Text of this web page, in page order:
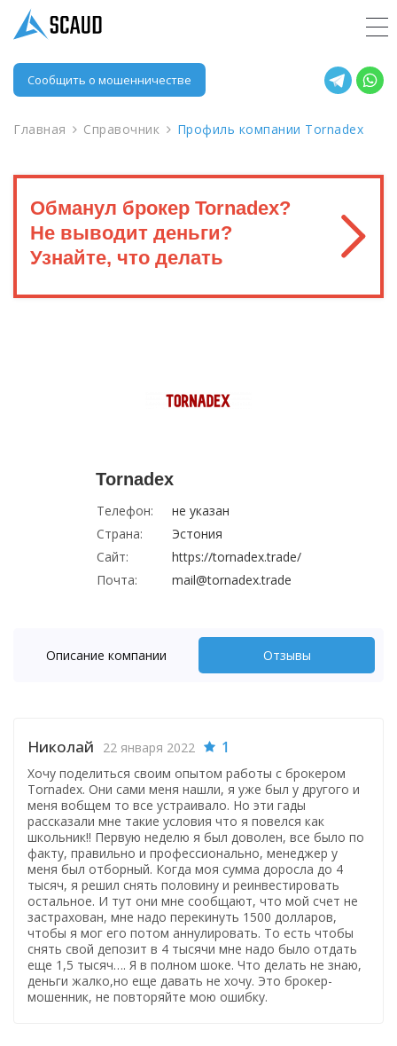
Сообщить о мошенничестве
Главная Справочник Профиль компании Tornadex
Обманул брокер Tornadex?
Не выводит деньги?
Узнайте, что делать
Tornadex
Телефон:
не указан
Страна:
Эстония
Сайт:
https://tornadex.trade/
Почта:
mail@tornadex.trade
Описание компании Отзывы
Николай 22 января 2022 1
Хочу поделиться своим опытом работы с брокером
Tornadex. Они сами меня нашли, я уже был у другого и
меня вобщем то все устраивало. Но эти гады
рассказали мне такие условия что я повелся как
школьник!! Первую неделю я был доволен, все было по
факту, правильно и профессионально, менеджер у
меня был отборный. Когда моя сумма доросла до 4
тысяч, я решил снять половину и реинвестировать
остальное. И тут они мне сообщают, что мой счет не
застрахован, мне надо перекинуть 1500 долларов,
чтобы я мог его потом аннулировать. То есть чтобы
снять свой депозит в 4 тысячи мне надо было отдать
еще 1,5 тысяч…. Я в полном шоке. Что делать не знаю,
деньги жалко,но еще давать не хочу. Это брокер-
мошенник, не повторяйте мою ошибку.